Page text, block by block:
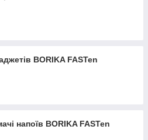
BORIKA FASTen
напоїв BORIKA FASTen